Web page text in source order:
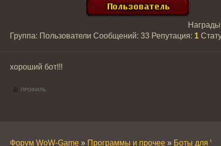
Группа: Пользователи Сообщений: 33 Репутация: 1
хороший бот!!!
Форум WoW-Game » Программы и прочее » Боты для